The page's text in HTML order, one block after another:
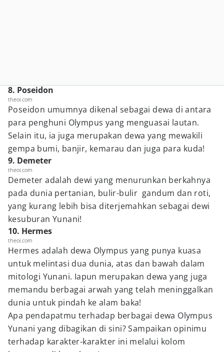
8. Poseidon
theoi.com
Poseidon umumnya dikenal sebagai dewa di antara
para penghuni Olympus yang menguasai lautan.
Selain itu, ia juga merupakan dewa yang mewakili
gempa bumi, banjir, kemarau dan juga para kuda!
9. Demeter
theoi.com
Demeter adalah dewi yang menurunkan berkahnya
pada dunia pertanian, bulir-bulir gandum dan roti,
yang kurang lebih bisa diterjemahkan sebagai dewi
kesuburan Yunani!
10. Hermes
theoi.com
Hermes adalah dewa Olympus yang punya kuasa
untuk melintasi dua dunia, atas dan bawah dalam
mitologi Yunani. Iapun merupakan dewa yang juga
memandu berbagai arwah yang telah meninggalkan
dunia untuk pindah ke alam baka!
Apa pendapatmu terhadap berbagai dewa Olympus
Yunani yang dibagikan di sini? Sampaikan opinimu
terhadap karakter-karakter ini melalui kolom